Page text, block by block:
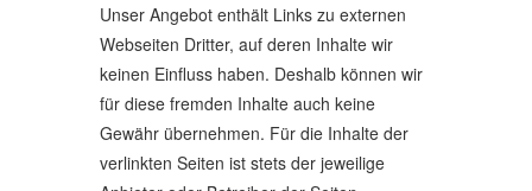
Unser Angebot enthält Links zu externen
Webseiten Dritter, auf deren Inhalte wir
keinen Einfluss haben. Deshalb können wir
für diese fremden Inhalte auch keine
Gewähr übernehmen. Für die Inhalte der
verlinkten Seiten ist stets der jeweilige